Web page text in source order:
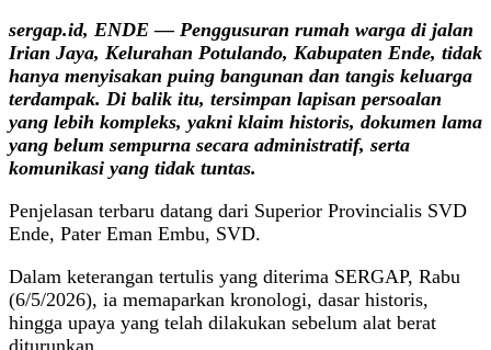
sergap.id, ENDE — Penggusuran rumah warga di jalan
Irian Jaya, Kelurahan Potulando, Kabupaten Ende, tidak
hanya menyisakan puing bangunan dan tangis keluarga
terdampak. Di balik itu, tersimpan lapisan persoalan
yang lebih kompleks, yakni klaim historis, dokumen lama
yang belum sempurna secara administratif, serta
komunikasi yang tidak tuntas.
Penjelasan terbaru datang dari Superior Provincialis SVD
Ende, Pater Eman Embu, SVD.
Dalam keterangan tertulis yang diterima SERGAP, Rabu
(6/5/2026), ia memaparkan kronologi, dasar historis,
hingga upaya yang telah dilakukan sebelum alat berat
diturunkan.